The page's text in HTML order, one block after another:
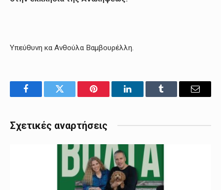
Υπεύθυνη κα Ανθούλα Βαμβουρέλλη.
FacebookTwitter Pinterest LinkedInTumblr Email
Σχετικές αναρτήσεις